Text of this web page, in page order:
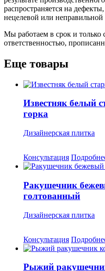
распространяется на
нецелевой или неправильной
Мы работаем в срок и только
ответственностью,
Еще товары
Известняк белый
горка
Дизайнерская плитка
Консультация
Ракушечник
голтованный
Дизайнерская плитка
Консультация
Рыжий